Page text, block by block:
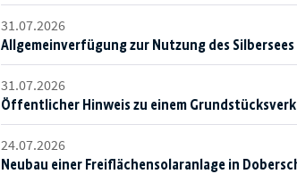
31.07.2026
Allgemeinverfügung zur Nutzung des Silbersees
31.07.2026
Öffentlicher Hinweis zu einem
24.07.2026
Neubau einer Freiflächensolaranlage in